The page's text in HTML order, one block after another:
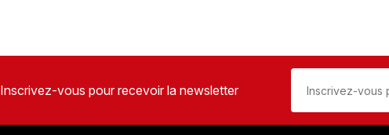
Inscrivez-vous pour recevoir la newsletter